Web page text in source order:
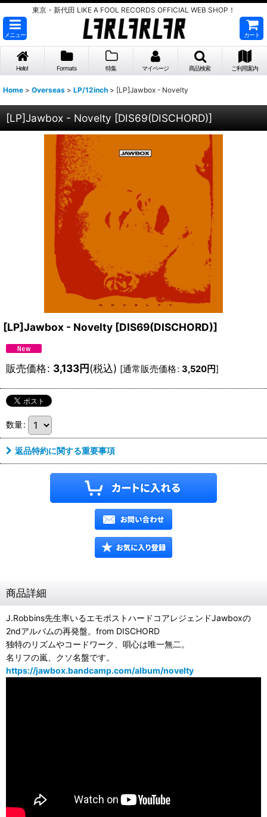
東京・新代田 LIKE A FOOL RECORDS OFFICIAL WEB SHOP！
メニュー カート
Hello! Formats 特集 マイページ 商品検索 ご利用案内
Home > Overseas > LP/12inch > [LP]Jawbox - Novelty
[LP]Jawbox - Novelty [DIS69(DISCHORD)]
[LP]Jawbox - Novelty [DIS69(DISCHORD)]
販売価格: 3,133円(税込) [通常販売価格: 3,520円]
数量:
返品特約に関する重要事項
商品詳細
J.Robbins先生率いるエモポストハードコアレジェンドJawboxの
2ndアルバムの再発盤。from DISCHORD
独特のリズムやコードワーク、唄心は唯一無二。
名リフの嵐、クソ名盤です。
https://jawbox.bandcamp.com/album/novelty